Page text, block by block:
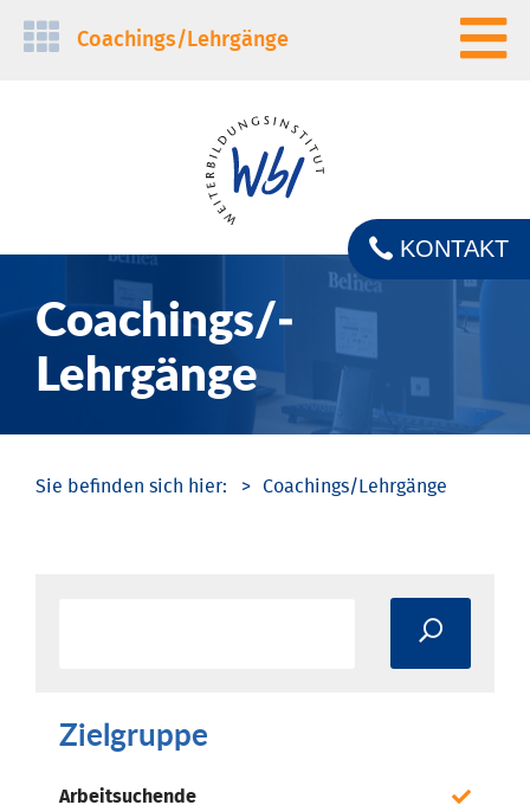
Navigation
Coachings/­Lehrgänge
Coachings/­
Lehrgänge
KONTAKT
Coachings/­Lehrgänge
Zielgruppe
Arbeitsuchende